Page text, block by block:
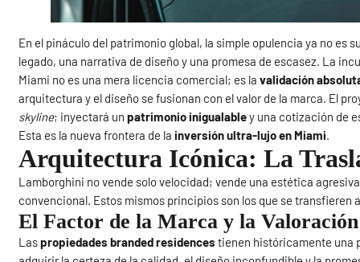
En el pináculo del patrimonio global, la simple opulencia ya no
legado, una narrativa de diseño y una promesa de escasez. La
Miami no es una mera licencia comercial; es lavalidación
arquitectura y el diseño se fusionan con el valor de la marca. El
skyline; inyectará unpatrimonio inigualabley una cotización de
Esta es la nueva frontera de lainversión ultra-lujo en Miami.
Arquitectura Icónica: La
Lamborghini no vende solo velocidad; vende una estética
convencional. Estos mismos principios son los que se transfieren
El Factor de la Marca y la
Laspropiedades branded residences tienen históricamente una